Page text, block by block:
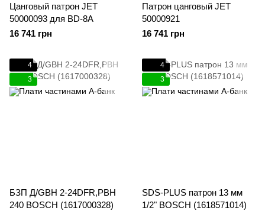
Цанговый патрон JET
50000093 для ВD-8A
16 741 грн
Патрон цанговый JET
50000921
16 741 грн
4
3
БЗП Д/GBH 2-24DFR,PBH
240 BOSCH (1617000328)
4
3
SDS-PLUS патрон 13 мм
1/2" BOSCH (1618571014)